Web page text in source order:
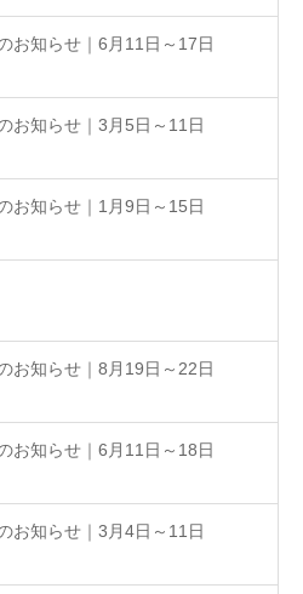
お知らせ｜6月11日～17日
お知らせ｜3月5日～11日
お知らせ｜1月9日～15日
お知らせ｜8月19日～22日
お知らせ｜6月11日～18日
お知らせ｜3月4日～11日